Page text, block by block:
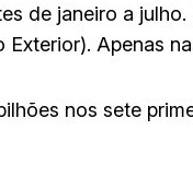
de janeiro a
Apenas
nos sete